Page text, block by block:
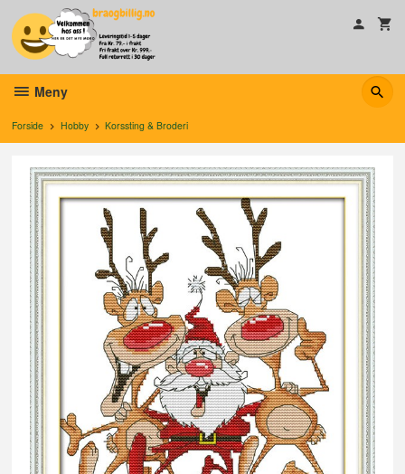
innholdet
Meny
Forside Hobby Korssting & Broderi